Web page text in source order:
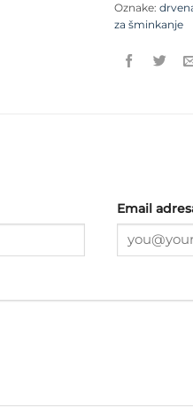
Oznake:
za šminkanje
Email